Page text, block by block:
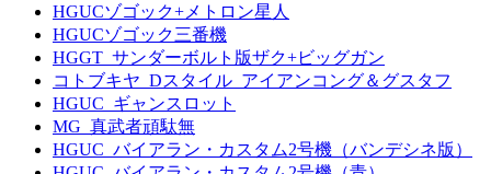
HGUCゾゴック+メトロン星人
HGUCゾゴック三番機
HGGT_サンダーボルト版ザク+ビッグガン
コトブキヤ_Dスタイル_アイアンコング＆グスタフ
HGUC_ギャンスロット
MG_真武者頑駄無
HGUC_バイアラン・カスタム2号機（バンデシネ版）